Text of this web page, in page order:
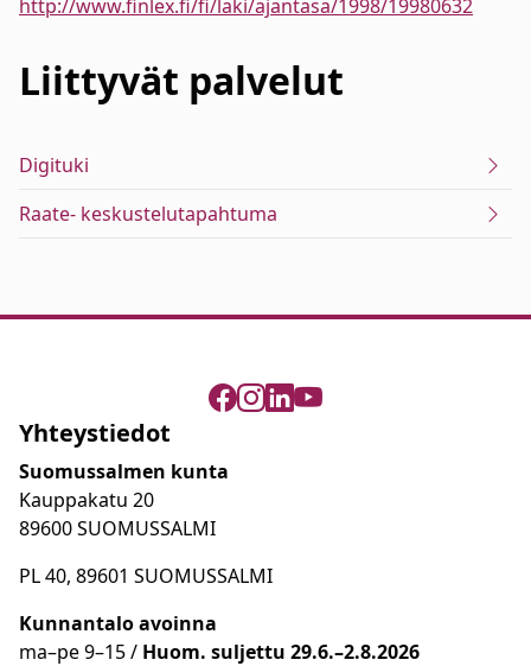
http://www.finlex.fi/fi/laki/ajantasa/1998/19980632
Liittyvät palvelut
Digituki
Raate- keskustelutapahtuma
Yhteystiedot
Suomussalmen kunta
Kauppakatu 20
89600 SUOMUSSALMI
PL 40, 89601 SUOMUSSALMI
Kunnantalo avoinna
ma–pe 9–15 / Huom. suljettu 29.6.–2.8.2026